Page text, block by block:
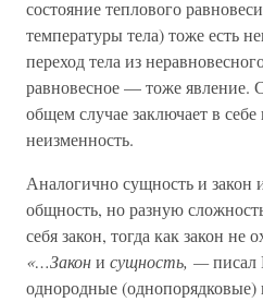
состояние теплового
температуры тела) тоже есть
переход тела из
равновесное — тоже явление.
общем случае заключает в
неизменность.
Аналогично сущность и
общность, но разную
себя закон, тогда как закон не
«…Закони сущность, —
однородные (однопорядковые)